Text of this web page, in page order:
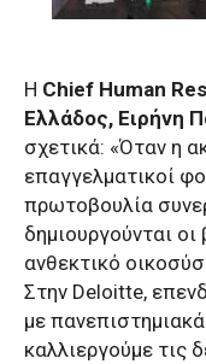
Η Chief Human
Ελλάδος, Ειρήνη
σχετικά: «Όταν η
επαγγελματικοί
πρωτοβουλία
δημιουργούνται
ανθεκτικό
Στην Deloitte,
με
καλλιεργούμε τις